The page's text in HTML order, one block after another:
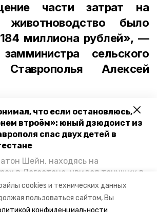
cookies и технических данных
пользоваться сайтом, Вы
конфиденциальности
что если остановлюсь,
втроём»: юный дзюдоист из
спас двух детей в
Шейн, находясь на
в Дегестане, увидел тонущих в
детей и бросился на помощь. По
отважного мальчика
образования края и
части затрат на
животноводство было
миллиона рублей», —
сельского
Ставрополья Алексей
кроликов в крае
фермерские
и
округов. Всего в
более двух тысяч